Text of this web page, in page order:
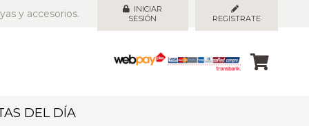
y accesorios.
INICIAR
SESIÓN
REGISTRATE
DEL DÍA